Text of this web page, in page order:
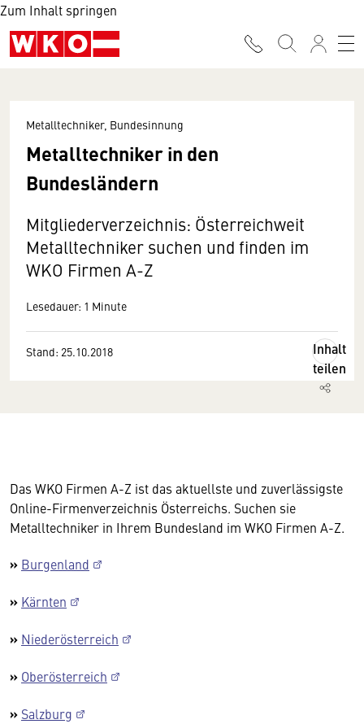
Zum Inhalt springen
Metalltechniker, Bundesinnung
Metalltechniker in den
Bundesländern
Mitgliederverzeichnis: Österreichweit
Metalltechniker suchen und finden im
WKO Firmen A-Z
Lesedauer: 1 Minute
Stand: 25.10.2018
Inhalt
teilen
Das WKO Firmen A-Z ist das aktuellste und zuverlässigste
Online-Firmenverzeichnis Österreichs. Suchen sie
Metalltechniker in Ihrem Bundesland im WKO Firmen A-Z.
» Burgenland
» Kärnten
» Niederösterreich
» Oberösterreich
» Salzburg